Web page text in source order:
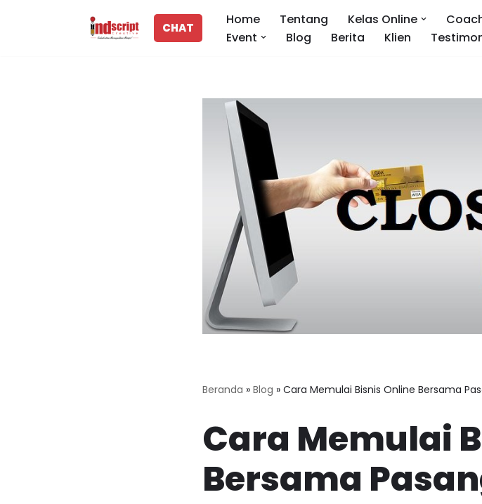
CHAT
Home Tentang Kelas Online
Event
Blog Berita Klien
Beranda » Blog » Cara Memulai Bisnis Online Bersama
Cara Memulai
Bersama